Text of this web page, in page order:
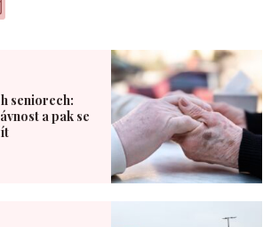
seniorech:
a pak se